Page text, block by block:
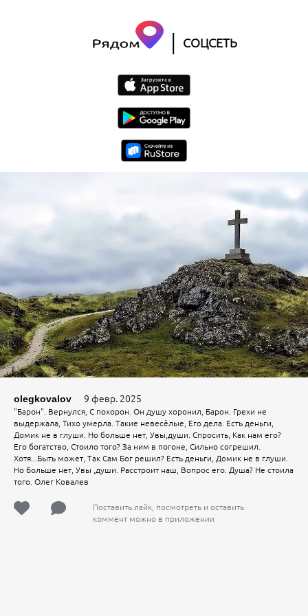
| СОЦСЕТЬ
olegkovalov 9 февр. 2025
"Барон". Вернулся, С похорон. Он душу хоронил, Барон. Грехи не
выдержала, Тихо умерла. Такие невесёлые, Его дела. Есть деньги,
Домик не в глуши. Но больше нет, Увы,души. Спросить, Как нам его?
Его богатство, Стоило того? За ним в погоне, Сильно согрешил.
Хотя...Быть может, Так Сам Бог решил? Есть деньги, Домик не в глуши.
Но больше нет, Увы ,души. Расстроит наш, Вопрос его. Душа? Не стоила
того. Олег Ковалев
Поставить лайк, посмотреть и оставить
коммент можно в приложении